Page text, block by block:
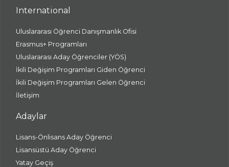
International
Uluslararası Öğrenci Danışmanlık Ofisi
Erasmus+ Programları
Uluslararası Aday Öğrenciler (YÖS)
İkili Değişim Programları Giden Öğrenci
İkili Değişim Programları Gelen Öğrenci
İletişim
Adaylar
Lisans-Önlisans Aday Öğrenci
Lisansüstü Aday Öğrenci
Yatay Geçiş